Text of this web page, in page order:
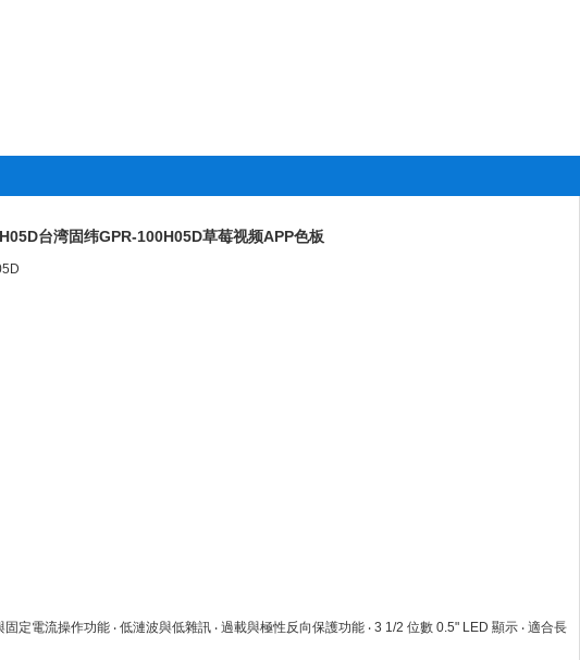
台湾固纬GPR-100H05D草莓视频APP色板
電流操作功能 ‧ 低漣波與低雜訊 ‧ 過載與極性反向保護功能 ‧ 3 1/2 位數 0.5" LED 顯示 ‧ 適合長